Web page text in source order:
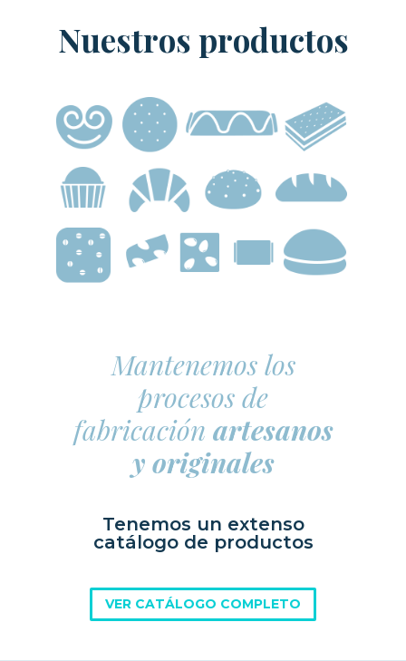
Nuestros productos
Mantenemos los
procesos de
fabricación artesanos
y originales
Tenemos un extenso
catálogo de productos
VER CATÁLOGO COMPLETO